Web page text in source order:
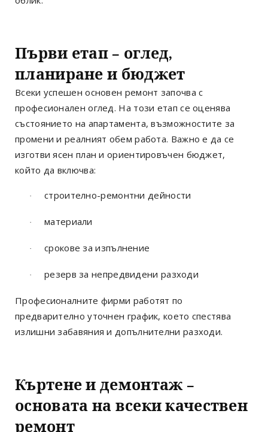
Първи етап – оглед,
планиране и бюджет
Всеки успешен основен ремонт започва с
професионален оглед. На този етап се оценява
състоянието на апартамента, възможностите за
промени и реалният обем работа. Важно е да се
изготви ясен план и ориентировъчен бюджет,
който да включва:
· строително-ремонтни дейности
· материали
· срокове за изпълнение
· резерв за непредвидени разходи
Професионалните фирми работят по
предварително уточнен график, което спестява
излишни забавяния и допълнителни разходи.
Къртене и демонтаж –
основата на всеки качествен
ремонт